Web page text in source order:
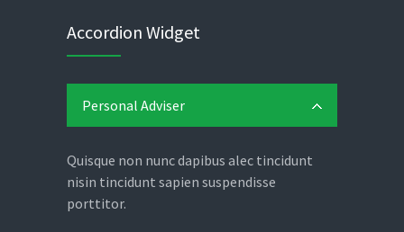
Accordion Widget
Personal Adviser
Quisque non nunc dapibus alec tincidunt
nisin tincidunt sapien suspendisse
porttitor.